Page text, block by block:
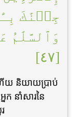
جِئۡنَٰكَ
وَٱلسَّلَٰمُ
[٤٧]
ហើយ និយាយប្រាប់
ក នាំសារនៃ